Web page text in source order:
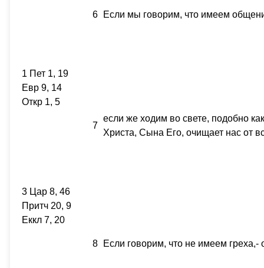
6 Если мы говорим, что имеем
1 Пет 1, 19
Евр 9, 14
Откр 1, 5
7
если же ходим во свете, подобно
Христа, Сына Его, очищает нас от
3 Цар 8, 46
Притч 20, 9
Еккл 7, 20
8 Если говорим, что не имеем